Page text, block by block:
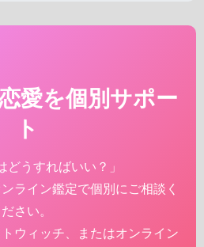
愛を個別サポー
ト
どうすればいい？」
ライン鑑定で個別にご相談く
ださい。
ウィッチ、またはオンライン